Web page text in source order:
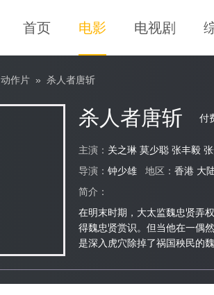
首页 电影 电视剧
动作片 » 杀人者唐斩
杀人者唐斩 付
主演： 关之琳 莫少聪 张丰毅张
导演： 钟少雄 地区： 香港 大
简介：
在明末时期，大太监魏忠贤弄
得魏忠贤赏识。但当他在一偶
是深入虎穴除掉了祸国秧民的